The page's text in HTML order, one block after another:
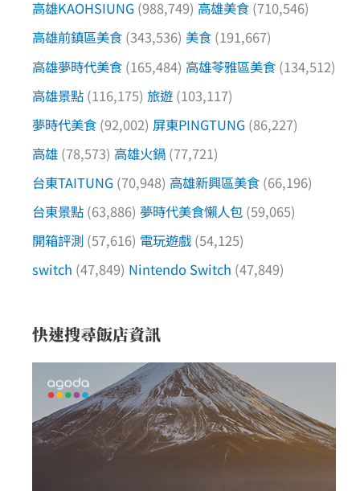
高雄KAOHSIUNG (988,749) 高雄美食 (710,546)
高雄前鎮區美食 (343,536) 美食 (191,667)
高雄夢時代美食 (165,484) 高雄苓雅區美食 (134,512)
高雄景點 (116,175) 旅遊 (103,117)
夢時代美食 (92,002) 屏東PINGTUNG (86,227)
高雄 (78,573) 高雄火鍋 (77,721)
台東TAITUNG (70,948) 高雄新興區美食 (66,196)
台東景點 (63,886) 夢時代美食懶人包 (59,065)
開箱評測 (57,616) 電玩遊戲 (54,125)
switch (47,849) Nintendo Switch (47,849)
快速搜尋飯店資訊